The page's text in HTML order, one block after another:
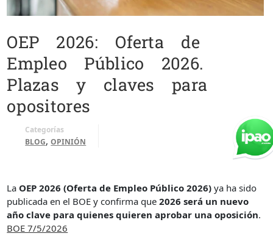
OEP 2026: Oferta de
Empleo Público 2026.
Plazas y claves para
opositores
Categorías
BLOG,OPINIÓN
La OEP 2026 (Oferta de Empleo Público 2026) ya ha sido
publicada en el BOE y confirma que2026 será un nuevo
año clave para quienes quieren aprobar una oposición.
BOE 7/5/2026